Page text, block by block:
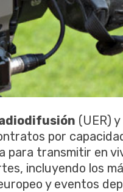
(UER) y
por
para transmitir en
incluyendo los
y eventos